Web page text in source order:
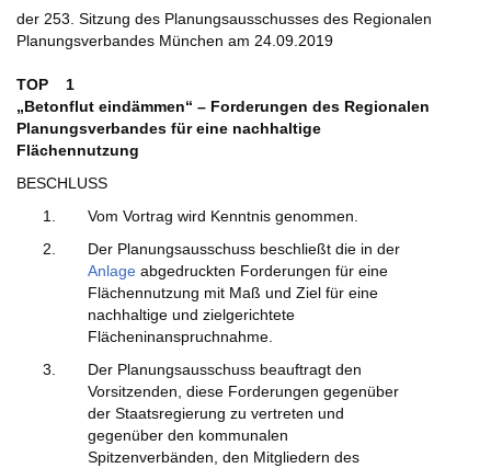
der 253. Sitzung des Planungsausschusses des Regionalen
Planungsverbandes München am 24.09.2019
TOP 1
„Betonflut eindämmen“ – Forderungen des Regionalen
Planungsverbandes für eine nachhaltige
Flächennutzung
BESCHLUSS
Vom Vortrag wird Kenntnis genommen.
Der Planungsausschuss beschließt die in der
Anlage abgedruckten Forderungen für eine
Flächennutzung mit Maß und Ziel für eine
nachhaltige und zielgerichtete
Flächeninanspruchnahme.
Der Planungsausschuss beauftragt den
Vorsitzenden, diese Forderungen gegenüber
der Staatsregierung zu vertreten und
gegenüber den kommunalen
Spitzenverbänden, den Mitgliedern des